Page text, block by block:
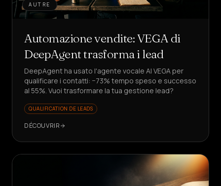
AUTRE
Automazione vendite: VEGA di
DeepAgent trasforma i lead
DeepAgent ha usato l'agente vocale AI VEGA per
qualificare i contatti: −73% tempo speso e successo
al 55%. Vuoi trasformare la tua gestione lead?
QUALIFICATION DE LEADS
DÉCOUVRIR